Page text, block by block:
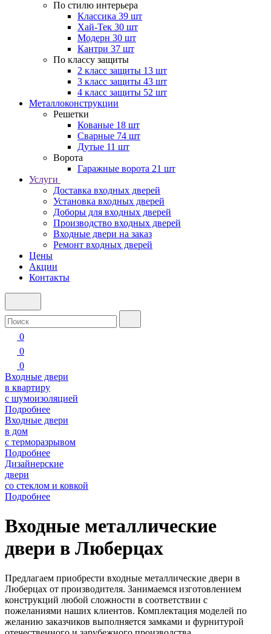
По стилю интерьера
Классика 39 шт
Хай-Тек 30 шт
Модерн 30 шт
Кантри 37 шт
По классу защиты
2 класс защиты 13 шт
3 класс защиты 43 шт
4 класс защиты 52 шт
Металлоконструкции
Решетки
Кованые 18 шт
Сварные 74 шт
Дутые 11 шт
Ворота
Гаражные ворота 21 шт
Услуги
Доставка входных дверей
Установка входных дверей
Доборы для входных дверей
Производство входных дверей
Входные двери на заказ
Ремонт входных дверей
Цены
Акции
Контакты
0
0
0
Входные двери
в квартиру
с шумоизоляцией
Подробнее
Входные двери
в дом
с терморазрывом
Подробнее
Дизайнерские
двери
со стеклом и ковкой
Подробнее
Входные металлические
двери в Люберцах
Предлагаем приобрести входные металлические двери в
Люберцах от производителя. Занимаемся изготовлением
конструкций любой сложности в соответствии с
пожеланиями наших клиентов. Комплектация моделей по
желанию заказчиков выполняется замками и фурнитурой